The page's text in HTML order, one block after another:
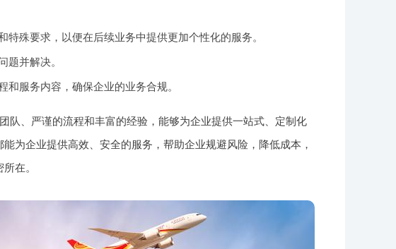
殊要求，以便在后续业务中提供更加个性化的服务。
题并解决。
和服务内容，确保企业的业务合规。
队、严谨的流程和丰富的经验，能够为企业提供一站式、定制化
为企业提供高效、安全的服务，帮助企业规避风险，降低成本，
在。